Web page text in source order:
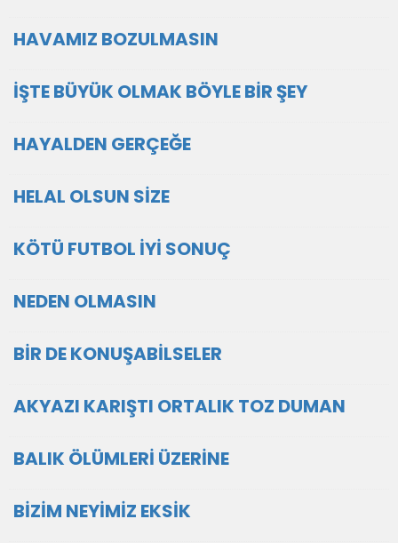
HAVAMIZ BOZULMASIN
İŞTE BÜYÜK OLMAK BÖYLE BİR ŞEY
HAYALDEN GERÇEĞE
HELAL OLSUN SİZE
KÖTÜ FUTBOL İYİ SONUÇ
NEDEN OLMASIN
BİR DE KONUŞABİLSELER
AKYAZI KARIŞTI ORTALIK TOZ DUMAN
BALIK ÖLÜMLERİ ÜZERİNE
BİZİM NEYİMİZ EKSİK